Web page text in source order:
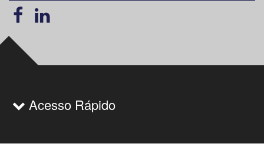
Acesso Rápido